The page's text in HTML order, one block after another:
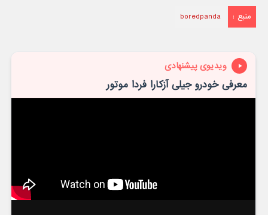
منبع : boredpanda
ویدیوی پیشنهادی
معرفی خودرو جیلی آزکارا فردا موتور